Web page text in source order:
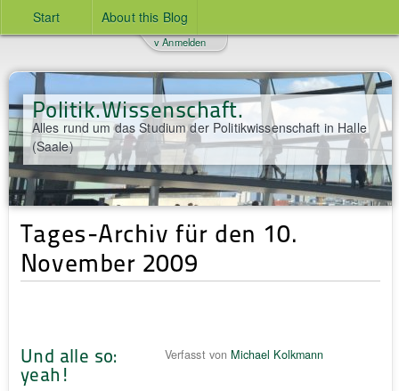
Start About this Blog
Politik.Wissenschaft.
Alles rund um das Studium der Politikwissenschaft in Halle
(Saale)
v Anmelden
Tages-Archiv für den 10.
November 2009
Und alle so:
yeah!
Verfasst von Michael Kolkmann